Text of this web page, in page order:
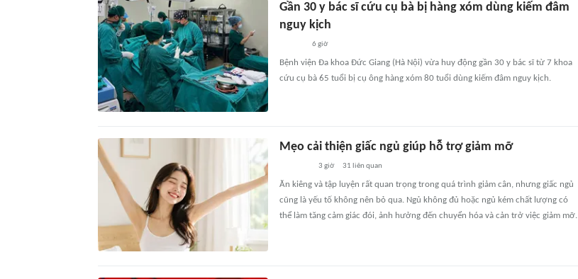
Gần 30 y bác sĩ cứu cụ bà bị hàng xóm dùng kiếm đâm
nguy kịch
6 giờ
Bệnh viện Đa khoa Đức Giang (Hà Nội) vừa huy động gần 30 y bác sĩ từ 7 khoa
cứu cụ bà 65 tuổi bị cụ ông hàng xóm 80 tuổi dùng kiếm đâm nguy kịch.
Mẹo cải thiện giấc ngủ giúp hỗ trợ giảm mỡ
3 giờ 31 liên quan
Ăn kiêng và tập luyện rất quan trọng trong quá trình giảm cân, nhưng giấc ngủ
cũng là yếu tố không nên bỏ qua. Ngủ không đủ hoặc ngủ kém chất lượng có
thể làm tăng cảm giác đói, ảnh hưởng đến chuyển hóa và cản trở việc giảm mỡ.